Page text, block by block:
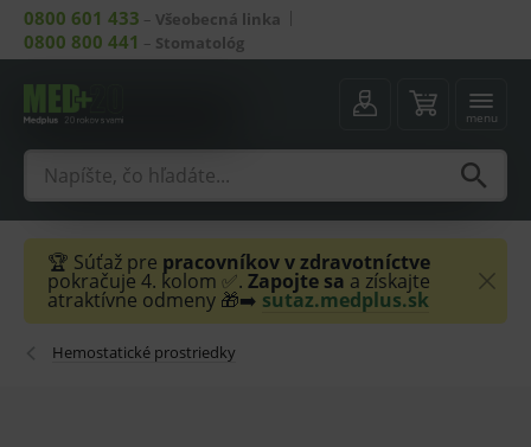
0800 601 433 – Všeobecná linka
0800 800 441 – Stomatológ
menu
🏆 Súťaž pre pracovníkov v zdravotníctve
pokračuje 4. kolom ✅. Zapojte sa a získajte
atraktívne odmeny 🎁➡️ sutaz.medplus.sk
Hemostatické prostriedky